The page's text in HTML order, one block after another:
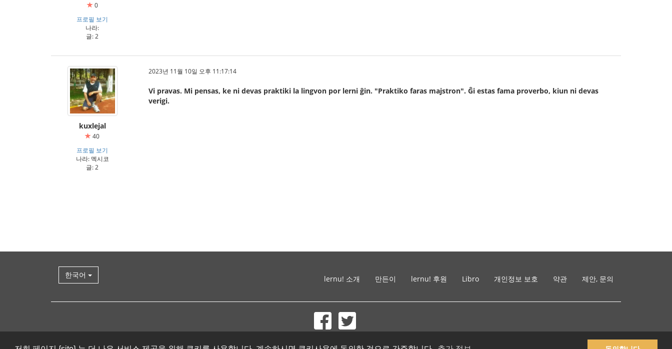
0
프로필 보기
나라:
글: 2
kuxlejal
40
프로필 보기
나라: 멕시코
글: 2
2023년 11월 10일 오후 11:17:14
Vi pravas. Mi pensas, ke ni devas praktiki la lingvon por lerni ĝin. "Praktiko faras majstron". Ĝi estas fama proverbo, kiun ni devas
verigi.
한국어 lernu! 소개 만든이 lernu! 후원 Libro 개인정보 보호 약관 제안, 문의